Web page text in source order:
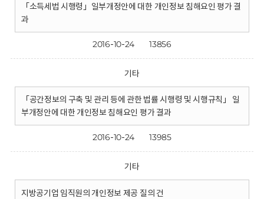
「소득세법 시행령」일부개정안에 대한 개인정보 침해요인 평가 결
과
2016-10-24 13856
기타
「공간정보의 구축 및 관리 등에 관한 법률 시행령 및 시행규칙」 일
부개정안에 대한 개인정보 침해요인 평가 결과
2016-10-24 13985
기타
지방공기업 임직원의 개인정보 제공 질의 건